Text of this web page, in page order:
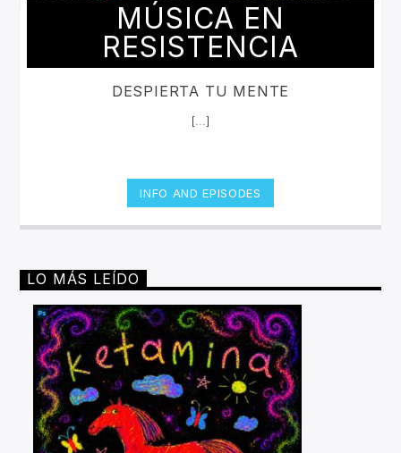
MÚSICA EN
RESISTENCIA
DESPIERTA TU MENTE
[...]
INFO AND EPISODES
LO MÁS LEÍDO